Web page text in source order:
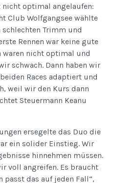
optimal angelaufen:
Club Wolfgangsee wählte
Trimm und
Rennen war keine gute
waren nicht optimal und
schwach. Dann haben wir
Races adaptiert und
weil wir den Kurs dann
Steuermann Keanu
ersegelte das Duo die
ein solider Einstieg. Wir
hinnehmen müssen.
voll angreifen. Es braucht
passt das auf jeden Fall“,